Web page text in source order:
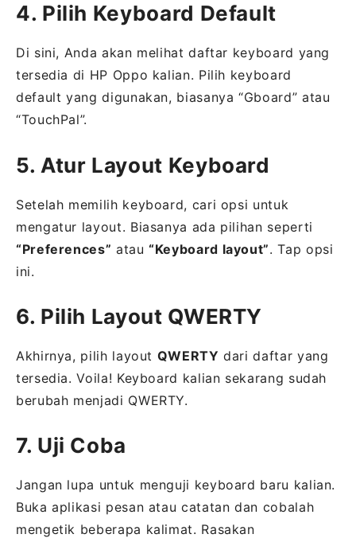
4. Pilih Keyboard Default
Di sini, Anda akan melihat daftar keyboard yang
tersedia di HP Oppo kalian. Pilih keyboard
default yang digunakan, biasanya “Gboard” atau
“TouchPal”.
5. Atur Layout Keyboard
Setelah memilih keyboard, cari opsi untuk
mengatur layout. Biasanya ada pilihan seperti
“Preferences” atau“Keyboard layout”. Tap opsi
ini.
6. Pilih Layout QWERTY
Akhirnya, pilih layout QWERTY dari daftar yang
tersedia. Voila! Keyboard kalian sekarang sudah
berubah menjadi QWERTY.
7. Uji Coba
Jangan lupa untuk menguji keyboard baru kalian.
Buka aplikasi pesan atau catatan dan cobalah
mengetik beberapa kalimat. Rasakan